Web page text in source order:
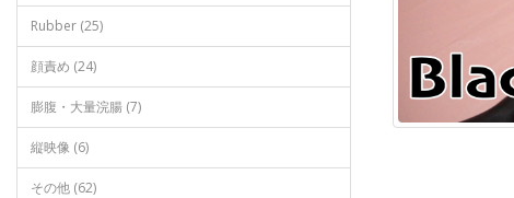
Rubber (25)
顔責め (24)
膨腹・大量浣腸 (7)
縦映像 (6)
その他 (62)